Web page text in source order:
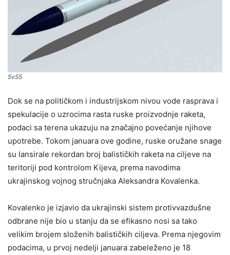
5v55
Dok se na političkom i industrijskom nivou vode rasprava i
spekulacije o uzrocima rasta ruske proizvodnje raketa,
podaci sa terena ukazuju na značajno povećanje njihove
upotrebe. Tokom januara ove godine, ruske oružane snage
su lansirale rekordan broj balističkih raketa na ciljeve na
teritoriji pod kontrolom Kijeva, prema navodima
ukrajinskog vojnog stručnjaka Aleksandra Kovalenka.
Kovalenko je izjavio da ukrajinski sistem protivvazdušne
odbrane nije bio u stanju da se efikasno nosi sa tako
velikim brojem složenih balističkih ciljeva. Prema njegovim
podacima, u prvoj nedelji januara zabeleženo je 18